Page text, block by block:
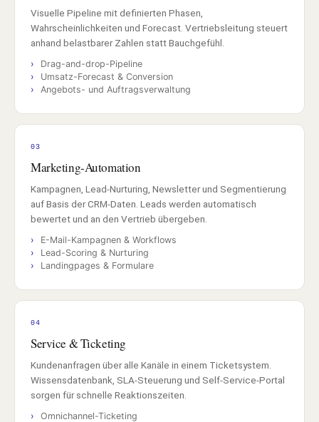
Visuelle Pipeline mit definierten Phasen,
Wahrscheinlichkeiten und Forecast. Vertriebsleitung steuert
anhand belastbarer Zahlen statt Bauchgefühl.
Drag-and-drop-Pipeline
Umsatz-Forecast & Conversion
Angebots- und Auftragsverwaltung
03
Marketing-Automation
Kampagnen, Lead-Nurturing, Newsletter und Segmentierung
auf Basis der CRM-Daten. Leads werden automatisch
bewertet und an den Vertrieb übergeben.
E-Mail-Kampagnen & Workflows
Lead-Scoring & Nurturing
Landingpages & Formulare
04
Service & Ticketing
Kundenanfragen über alle Kanäle in einem Ticketsystem.
Wissensdatenbank, SLA-Steuerung und Self-Service-Portal
sorgen für schnelle Reaktionszeiten.
Omnichannel-Ticketing